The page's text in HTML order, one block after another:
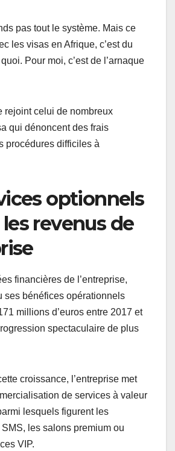
pas tout le système. Mais ce
les visas en Afrique, c’est du
Pour moi, c’est de l’arnaque
rejoint celui de nombreux
qui dénoncent des frais
procédures difficiles à
optionnels
revenus de
financières de l’entreprise,
ses bénéfices opérationnels
millions d’euros entre 2017 et
spectaculaire de plus
croissance, l’entreprise met
de services à valeur
lesquels figurent les
les salons premium ou
VIP.